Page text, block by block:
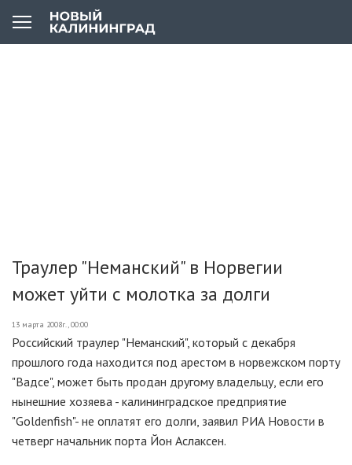
Траулер "Неманский" в Норвегии
может уйти с молотка за долги
13 марта 2008г., 00:00
Российский траулер "Неманский", который с декабря
прошлого года находится под арестом в норвежском порту
"Вадсе", может быть продан другому владельцу, если его
нынешние хозяева - калининградское предприятие
"Goldenfish"- не оплатят его долги, заявил РИА Новости в
четверг начальник порта Йон Аслаксен.